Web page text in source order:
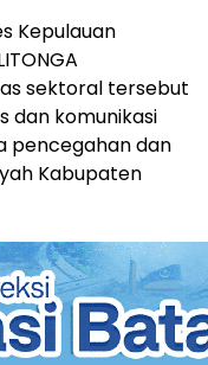
Kepulauan
sektoral tersebut
dan komunikasi
pencegahan dan
Kabupaten